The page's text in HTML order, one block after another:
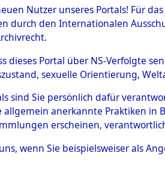
HOME
0004
Nutzer unseres Portals! Für
durch den Internationalen
dieses Portal über NS-Verfolgte
sexuelle Orientierung,
sind Sie persönlich dafür
anerkannte Praktiken in
erscheinen,
wenn Sie beispielsweiser als